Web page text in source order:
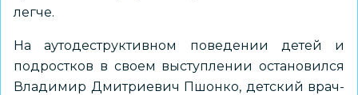
легче.
На аутодеструктивном поведении детей и
подростков в своем выступлении остановился
Владимир Дмитриевич Пшонко, детский врач-